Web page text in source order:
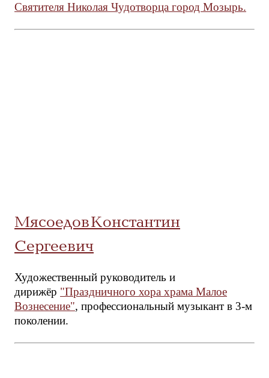
Святителя Николая Чудотворца город Мозырь.
Мясоедов Константин
Сергеевич
Художественный руководитель и
дирижёр "Праздничного хора храма Малое
Вознесение", профессиональный музыкант в 3-м
поколении.